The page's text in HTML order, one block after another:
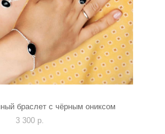
браслет с чёрным ониксом
3 300 p.